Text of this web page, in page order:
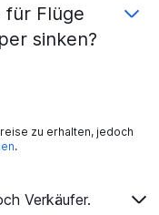
für Flüge
sinken?
zu erhalten, jedoch
.
Verkäufer.